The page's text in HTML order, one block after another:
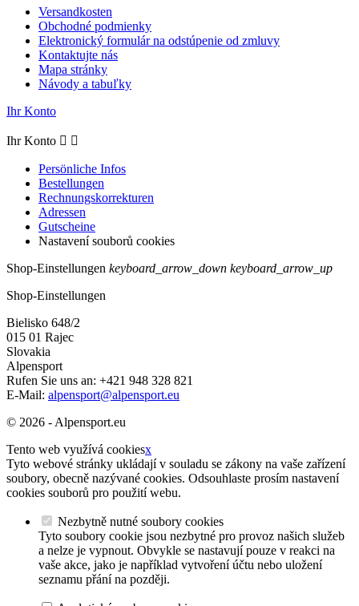
Versandkosten
Obchodné podmienky
Elektronický formulár na odstúpenie od zmluvy
Kontaktujte nás
Mapa stránky
Návody a tabuľky
Ihr Konto
Ihr Konto  
Persönliche Infos
Bestellungen
Rechnungskorrekturen
Adressen
Gutscheine
Nastavení souborů cookies
Shop-Einstellungen keyboard_arrow_down keyboard_arrow_up
Shop-Einstellungen
Bielisko 648/2
015 01 Rajec
Slovakia
Alpensport
Rufen Sie uns an: +421 948 328 821
E-Mail: alpensport@alpensport.eu
© 2026 - Alpensport.eu
Tento web využívá cookiesx
Tyto webové stránky ukládají v souladu se zákony na vaše zařízení
soubory, obecně nazývané cookies. Odsouhlaste prosím nastavení
cookies souborů pro použití webu.
Nezbytně nutné soubory cookies
Tyto soubory cookie jsou nezbytné pro provoz našich služeb
a nelze je vypnout. Obvykle se nastavují pouze v reakci na
vaše akce, jako je například vytvoření účtu nebo uložení
seznamu přání na později.